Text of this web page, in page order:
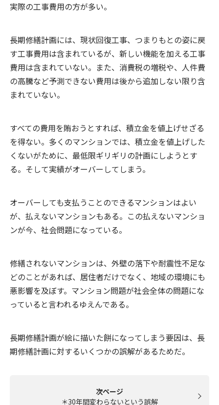
実際の工事費用の方が多い。
長期修繕計画には、現状回復工事、つまりもとの姿に戻
す工事費用は含まれているが、新しい機能を加える工事
費用は含まれていない。また、消費税の増税や、人件費
の高騰など予測できない費用は後から追加しない限り含
まれていない。
すべての費用を賄おうとすれば、積立金を値上げせざる
を得ない。多くのマンションでは、積立金を値上げした
くないがために、最低限ギリギリの計画にしようとす
る。そして実績がオーバーしてしまう。
オーバーしても支払うことのできるマンションはよい
が、払えないマンションもある。この払えないマンショ
ンが今、社会問題になっている。
修繕されないマンションは、外壁の落下や耐震性不足な
どのことがあれば、居住者だけでなく、地域の環境にも
悪影響を及ぼす。マンション問題が社会全体の問題にな
っていると言われるゆえんである。
長期修繕計画が絵に描いた餅になってしまう要因は、長
期修繕計画に対するいくつかの誤解があるためだ。
次ページ
＊30年間変わらないという誤解